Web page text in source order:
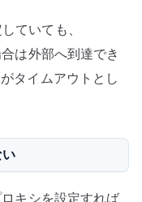
ていても、
は外部へ到達でき
タイムアウトとし
キシを設定すれば